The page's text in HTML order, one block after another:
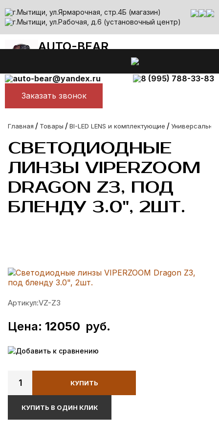
г.Мытищи, ул.Ярмарочная, стр.4Б (магазин)
г.Мытищи, ул.Рабочая, д.6 (установочный центр)
AUTO-BEAR
auto-bear@yandex.ru
8 (995) 788-33-83
Заказать звонок
Главная / Товары /BI-LED LENS и комплектующие /
СВЕТОДИОДНЫЕ
ЛИНЗЫ VIPERZOOM
DRAGON Z3, ПОД
БЛЕНДУ 3.0", 2ШТ.
Артикул:VZ-Z3
Цена: 12050 руб.
Добавить к сравнению
1 КУПИТЬ
КУПИТЬ В ОДИН КЛИК